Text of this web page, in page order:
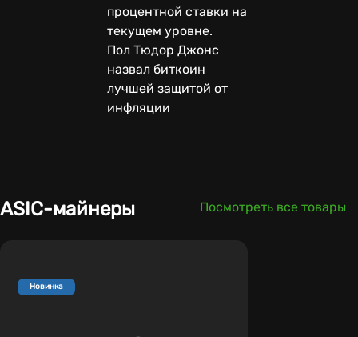
процентной ставки на
текущем уровне.
Пол Тюдор Джонс
назвал биткоин
лучшей защитой от
инфляции
ASIC-майнеры Посмотреть все товары
Новинка